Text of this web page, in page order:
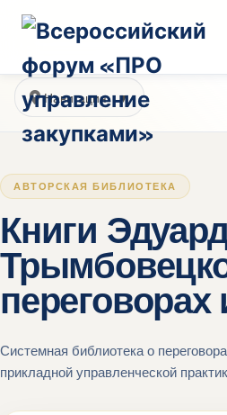
Навигация
АВТОРСКАЯ БИБЛИОТЕКА
Книги
переговорах
Системная библиотека о
прикладной управленческой